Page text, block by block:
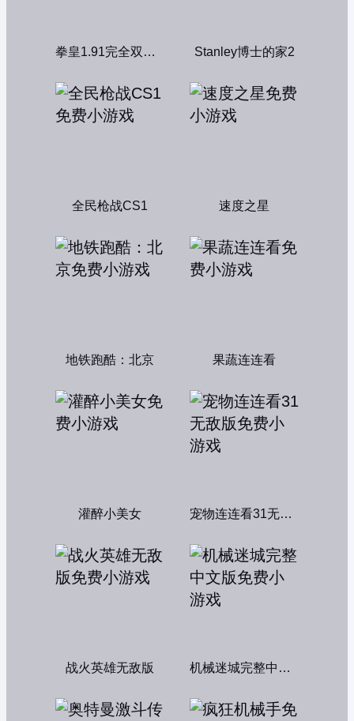
拳皇1.91完全双人版 Stanley博士的家2
全民枪战CS1 速度之星
地铁跑酷：北京 果蔬连连看
灌醉小美女 宠物连连看31无敌版
战火英雄无敌版 机械迷城完整中文版